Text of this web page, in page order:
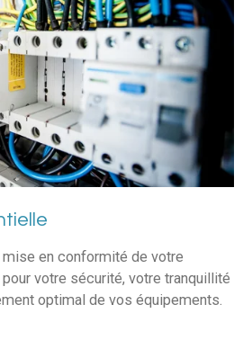
en conformité de votre
votre sécurité, votre tranquillité
optimal de vos équipements.